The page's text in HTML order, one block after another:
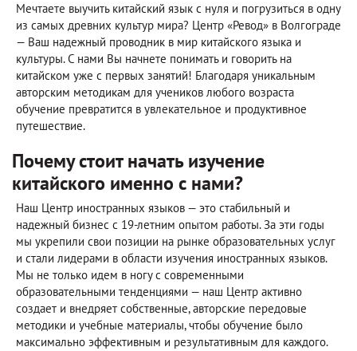
Мечтаете выучить китайский язык с нуля и погрузиться в одну
из самых древних культур мира? Центр «Ревод» в Волгограде
— Ваш надежный проводник в мир китайского языка и
культуры. С нами Вы начнете понимать и говорить на
китайском уже с первых занятий! Благодаря уникальным
авторским методикам для учеников любого возраста
обучение превратится в увлекательное и продуктивное
путешествие.
Почему стоит начать изучение
китайского именно с нами?
Наш Центр иностранных языков — это стабильный и
надежный бизнес с 19-летним опытом работы. За эти годы
мы укрепили свои позиции на рынке образовательных услуг
и стали лидерами в области изучения иностранных языков.
Мы не только идем в ногу с современными
образовательными тенденциями — наш Центр активно
создает и внедряет собственные, авторские передовые
методики и учебные материалы, чтобы обучение было
максимально эффективным и результативным для каждого.